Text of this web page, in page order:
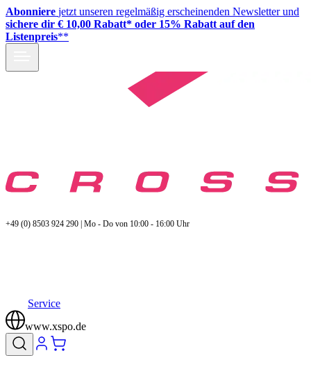
Abonniere jetzt unseren regelmäßig erscheinenden Newsletter und
sichere dir € 10,00 Rabatt* oder 15% Rabatt auf den
Listenpreis**
+49 (0) 8503 924 290 | Mo - Do von 10:00 - 16:00 Uhr
Service
www.xspo.de